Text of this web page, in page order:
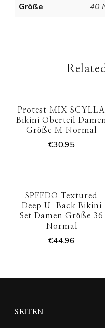
Größe
40
Protest MIX SCYLLA
Bikini Oberteil Damen
Größe M Normal
€30.95
SPEEDO Textured
Deep U-Back Bikini
Set Damen Größe 36
Normal
€44.96
SEITEN